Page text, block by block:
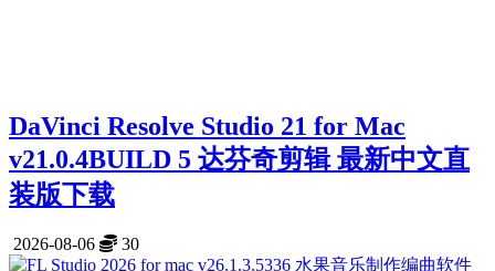
DaVinci Resolve Studio 21 for Mac
v21.0.4BUILD 5 达芬奇剪辑 最新中文直
装版下载
2026-08-06 30